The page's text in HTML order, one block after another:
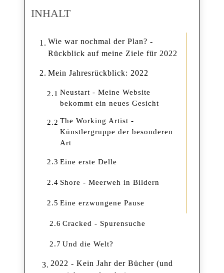
INHALT
1. Wie war nochmal der Plan? -
Rückblick auf meine Ziele für 2022
2. Mein Jahresrückblick: 2022
2.1 Neustart - Meine Website
bekommt ein neues Gesicht
2.2 The Working Artist -
Künstlergruppe der besonderen
Art
2.3 Eine erste Delle
2.4 Shore - Meerweh in Bildern
2.5 Eine erzwungene Pause
2.6 Cracked - Spurensuche
2.7 Und die Welt?
3. 2022 - Kein Jahr der Bücher (und